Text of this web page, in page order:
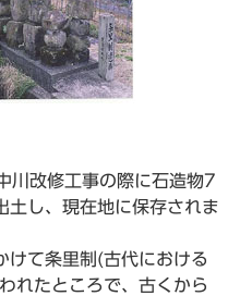
改修工事の際に石造物7
土し、現在地に保存されま
けて条里制(古代における
れたところで、古くから